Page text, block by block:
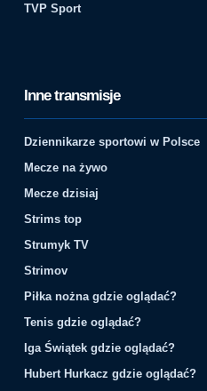
TVP Sport
Inne transmisje
Dziennikarze sportowi w Polsce
Mecze na żywo
Mecze dzisiaj
Strims top
Strumyk TV
Strimov
Piłka nożna gdzie oglądać?
Tenis gdzie oglądać?
Iga Świątek gdzie oglądać?
Hubert Hurkacz gdzie oglądać?